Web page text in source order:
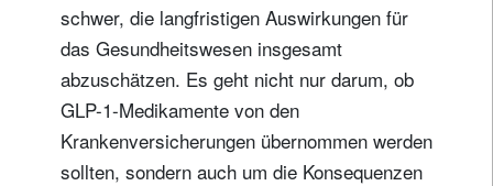
schwer, die langfristigen Auswirkungen für
das Gesundheitswesen insgesamt
abzuschätzen. Es geht nicht nur darum, ob
GLP-1-Medikamente von den
Krankenversicherungen übernommen werden
sollten, sondern auch um die Konsequenzen